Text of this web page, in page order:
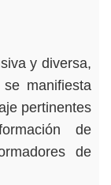
y diversa,
manifiesta
pertinentes
de
de